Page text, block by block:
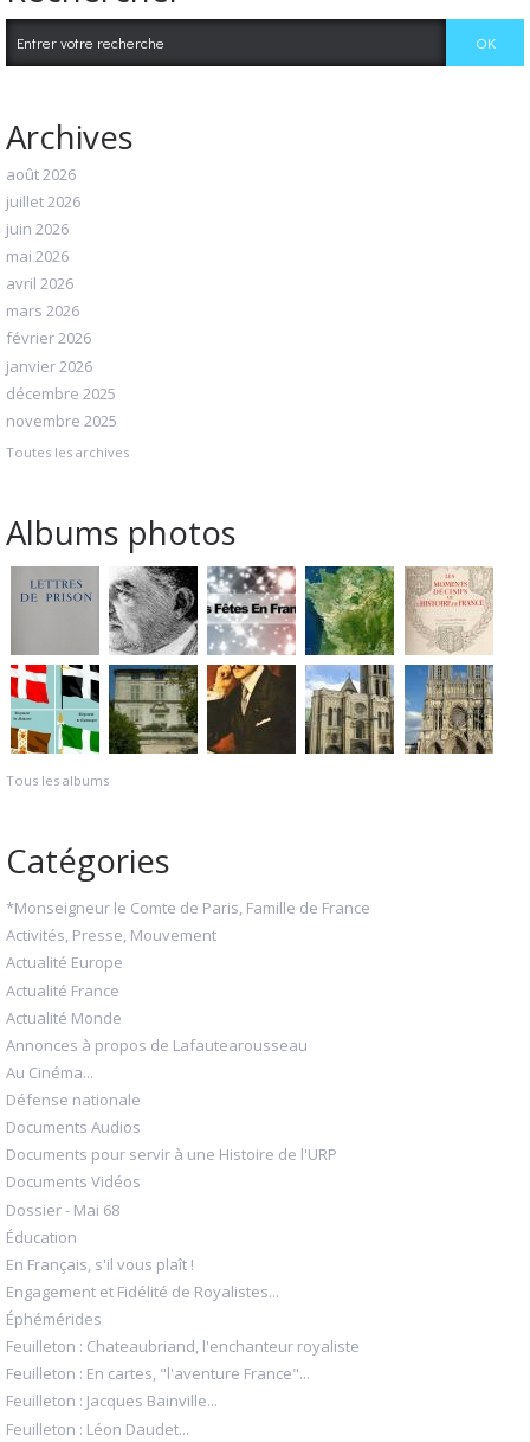
Archives
août 2026
juillet 2026
juin 2026
mai 2026
avril 2026
mars 2026
février 2026
janvier 2026
décembre 2025
novembre 2025
Toutes les archives
Albums photos
Tous les albums
Catégories
*Monseigneur le Comte de Paris, Famille de France
Activités, Presse, Mouvement
Actualité Europe
Actualité France
Actualité Monde
Annonces à propos de Lafautearousseau
Au Cinéma...
Défense nationale
Documents Audios
Documents pour servir à une Histoire de l'URP
Documents Vidéos
Dossier - Mai 68
Éducation
En Français, s'il vous plaît !
Engagement et Fidélité de Royalistes...
Éphémérides
Feuilleton : Chateaubriand, l'enchanteur royaliste
Feuilleton : En cartes, "l'aventure France"...
Feuilleton : Jacques Bainville...
Feuilleton : Léon Daudet...